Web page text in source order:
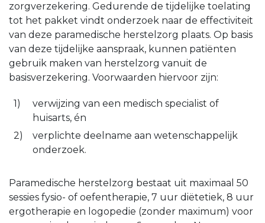
zorgverzekering. Gedurende de tijdelijke toelating
tot het pakket vindt onderzoek naar de effectiviteit
van deze paramedische herstelzorg plaats. Op basis
van deze tijdelijke aanspraak, kunnen patiënten
gebruik maken van herstelzorg vanuit de
basisverzekering. Voorwaarden hiervoor zijn:
verwijzing van een medisch specialist of
huisarts, én
verplichte deelname aan wetenschappelijk
onderzoek.
Paramedische herstelzorg bestaat uit maximaal 50
sessies fysio- of oefentherapie, 7 uur diëtetiek, 8 uur
ergotherapie en logopedie (zonder maximum) voor